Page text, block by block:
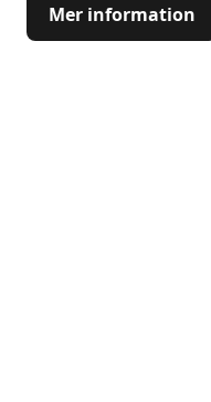
Mer information